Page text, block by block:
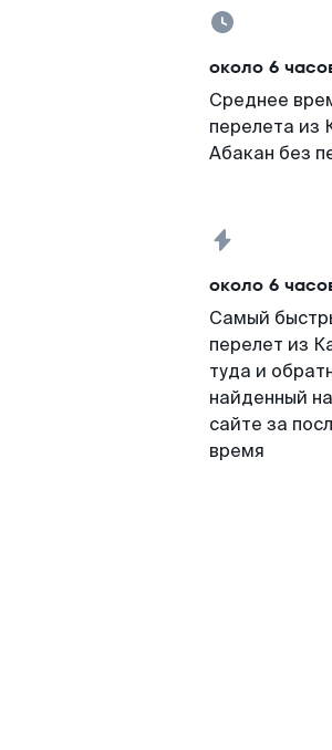
около 6
Среднее
перелета из
Абакан без
около 6
Самый
перелет из
туда и
найденный
сайте за
время